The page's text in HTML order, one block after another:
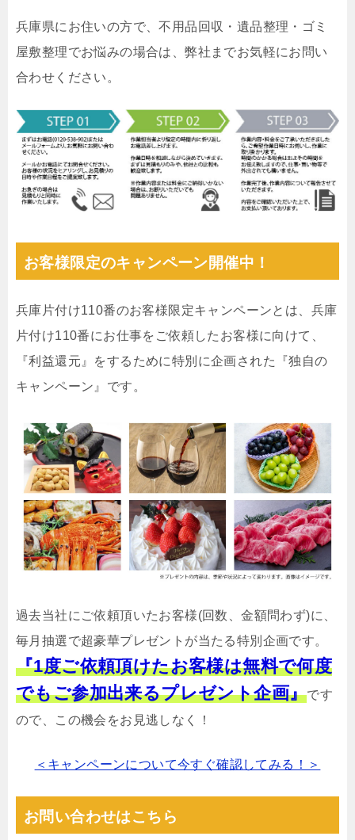
兵庫県にお住いの方で、不用品回収・遺品整理・ゴミ
屋敷整理でお悩みの場合は、弊社までお気軽にお問い
合わせください。
お客様限定のキャンペーン開催中！
兵庫片付け110番のお客様限定キャンペーンとは、兵庫
片付け110番にお仕事をご依頼したお客様に向けて、
『利益還元』をするために特別に企画された『独自の
キャンペーン』です。
過去当社にご依頼頂いたお客様(回数、金額問わず)に、
毎月抽選で超豪華プレゼントが当たる特別企画です。
『1度ご依頼頂けたお客様は無料で何度
でもご参加出来るプレゼント企画』です
ので、この機会をお見逃しなく！
＜キャンペーンについて今すぐ確認してみる！＞
お問い合わせはこちら